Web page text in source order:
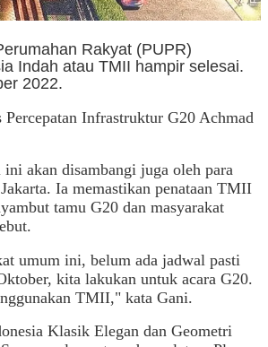
Rakyat (PUPR)
Indah atau TMII hampir selesai.
2022.
Infrastruktur G20 Achmad
akan disambangi juga oleh para
Ia memastikan penataan TMII
tamu G20 dan masyarakat
umum ini, belum ada jadwal pasti
kita lakukan untuk acara G20.
TMII," kata Gani.
Klasik Elegan dan Geometri